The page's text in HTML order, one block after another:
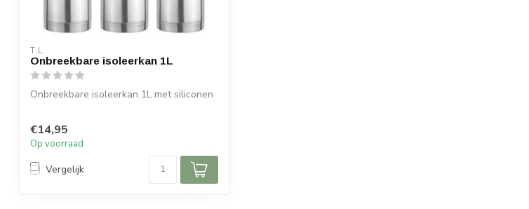
T.L.
Onbreekbare isoleerkan 1L
Onbreekbare isoleerkan 1L met siliconen
€14,95
Op voorraad
Vergelijk